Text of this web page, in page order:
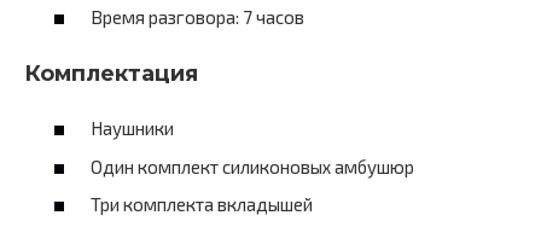
Время разговора: 7 часов
Комплектация
Наушники
Один комплект силиконовых амбушюр
Три комплекта вкладышей